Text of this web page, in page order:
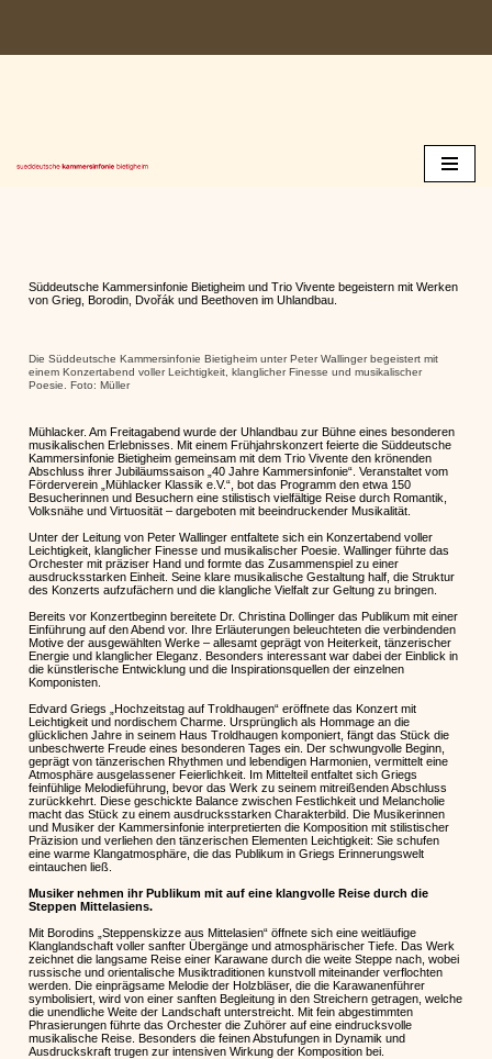
Zum
Süddeutsche Kammersinfonie Bietigheim und Trio Vivente begeistern mit Werken
von Grieg, Borodin, Dvořák und Beethoven im Uhlandbau.
Die Süddeutsche Kammersinfonie Bietigheim unter Peter Wallinger begeistert mit
einem Konzertabend voller Leichtigkeit, klanglicher Finesse und musikalischer
Poesie. Foto: Müller
Mühlacker. Am Freitagabend wurde der Uhlandbau zur Bühne eines besonderen
musikalischen Erlebnisses. Mit einem Frühjahrskonzert feierte die Süddeutsche
Kammersinfonie Bietigheim gemeinsam mit dem Trio Vivente den krönenden
Abschluss ihrer Jubiläumssaison „40 Jahre Kammersinfonie“. Veranstaltet vom
Förderverein „Mühlacker Klassik e.V.“, bot das Programm den etwa 150
Besucherinnen und Besuchern eine stilistisch vielfältige Reise durch Romantik,
Volksnähe und Virtuosität – dargeboten mit beeindruckender Musikalität.
Unter der Leitung von Peter Wallinger entfaltete sich ein Konzertabend voller
Leichtigkeit, klanglicher Finesse und musikalischer Poesie. Wallinger führte das
Orchester mit präziser Hand und formte das Zusammenspiel zu einer
ausdrucksstarken Einheit. Seine klare musikalische Gestaltung half, die Struktur
des Konzerts aufzufächern und die klangliche Vielfalt zur Geltung zu bringen.
Bereits vor Konzertbeginn bereitete Dr. Christina Dollinger das Publikum mit einer
Einführung auf den Abend vor. Ihre Erläuterungen beleuchteten die verbindenden
Motive der ausgewählten Werke – allesamt geprägt von Heiterkeit, tänzerischer
Energie und klanglicher Eleganz. Besonders interessant war dabei der Einblick in
die künstlerische Entwicklung und die Inspirationsquellen der einzelnen
Komponisten.
Edvard Griegs „Hochzeitstag auf Troldhaugen“ eröffnete das Konzert mit
Leichtigkeit und nordischem Charme. Ursprünglich als Hommage an die
glücklichen Jahre in seinem Haus Troldhaugen komponiert, fängt das Stück die
unbeschwerte Freude eines besonderen Tages ein. Der schwungvolle Beginn,
geprägt von tänzerischen Rhythmen und lebendigen Harmonien, vermittelt eine
Atmosphäre ausgelassener Feierlichkeit. Im Mittelteil entfaltet sich Griegs
feinfühlige Melodieführung, bevor das Werk zu seinem mitreißenden Abschluss
zurückkehrt. Diese geschickte Balance zwischen Festlichkeit und Melancholie
macht das Stück zu einem ausdrucksstarken Charakterbild. Die Musikerinnen
und Musiker der Kammersinfonie interpretierten die Komposition mit stilistischer
Präzision und verliehen den tänzerischen Elementen Leichtigkeit: Sie schufen
eine warme Klangatmosphäre, die das Publikum in Griegs Erinnerungswelt
eintauchen ließ.
Musiker nehmen ihr Publikum mit auf eine klangvolle Reise durch die
Steppen Mittelasiens.
Mit Borodins „Steppenskizze aus Mittelasien“ öffnete sich eine weitläufige
Klanglandschaft voller sanfter Übergänge und atmosphärischer Tiefe. Das Werk
zeichnet die langsame Reise einer Karawane durch die weite Steppe nach, wobei
russische und orientalische Musiktraditionen kunstvoll miteinander verflochten
werden. Die einprägsame Melodie der Holzbläser, die die Karawanenführer
symbolisiert, wird von einer sanften Begleitung in den Streichern getragen, welche
die unendliche Weite der Landschaft unterstreicht. Mit fein abgestimmten
Phrasierungen führte das Orchester die Zuhörer auf eine eindrucksvolle
musikalische Reise. Besonders die feinen Abstufungen in Dynamik und
Ausdruckskraft trugen zur intensiven Wirkung der Komposition bei.